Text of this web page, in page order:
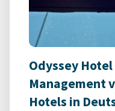
Odyssey
Management
Hotels in